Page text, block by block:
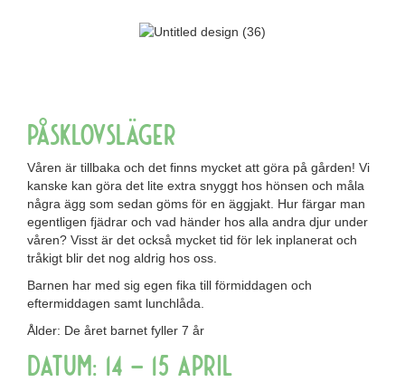
Påsklovsläger
Våren är tillbaka och det finns mycket att göra på gården! Vi
kanske kan göra det lite extra snyggt hos hönsen och måla
några ägg som sedan göms för en äggjakt. Hur färgar man
egentligen fjädrar och vad händer hos alla andra djur under
våren? Visst är det också mycket tid för lek inplanerat och
tråkigt blir det nog aldrig hos oss.
Barnen har med sig egen fika till förmiddagen och
eftermiddagen samt lunchlåda.
Ålder: De året barnet fyller 7 år
Datum: 14 – 15 April